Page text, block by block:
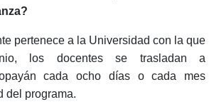
pertenece a la Universidad con la que
los docentes se trasladan a
cada ocho días o cada mes
del programa.